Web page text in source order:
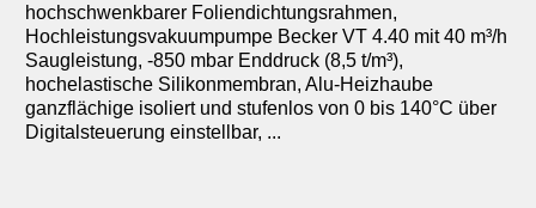
Verleimpressen
Schleifmaschinen
Sägen
Gabelstapler Hubwagen Arbeitsbuehnen
hochschwenkbarer Foliendichtungsrahmen,
Hochleistungsvakuumpumpe Becker VT 4.40 mit 40 m³/h
Saugleistung, -850 mbar Enddruck (8,5 t/m³),
hochelastische Silikonmembran, Alu-Heizhaube
ganzflächige isoliert und stufenlos von 0 bis 140°C über
Digitalsteuerung einstellbar, ...